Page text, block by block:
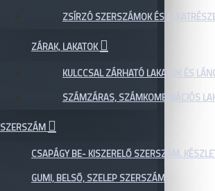
ZSÍRZÓ SZERSZÁMOK ÉS
ZÁRAK, LAKATOK
KULCCSAL ZÁRHATÓ LAKATOK ÉS
SZÁMZÁRAS, SZÁMKOMBINÁCIÓS
SZERSZÁM
CSAPÁGY BE- KISZERELŐ SZERSZÁM,
GUMI, BELSŐ, SZELEP SZERSZÁM